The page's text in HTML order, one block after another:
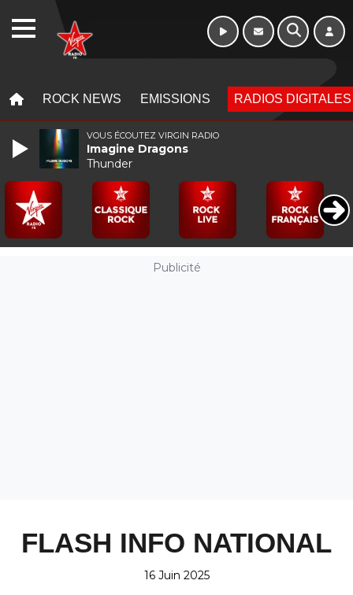
ROCK NEWS EMISSIONS RADIOS DIGITALES
Publicité
FLASH INFO NATIONAL
16 Juin 2025
VOUS ÉCOUTEZ VIRGIN RADIO
Imagine Dragons
Thunder
WEBRADIO Morning - 6h à 10h